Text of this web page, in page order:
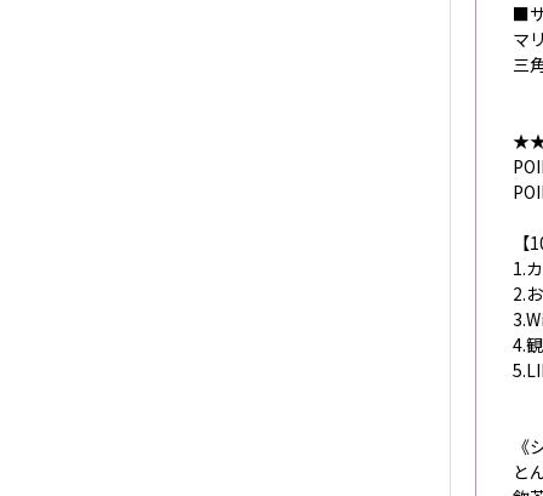
■
マ
三
【
1.
2.
4.
《
と